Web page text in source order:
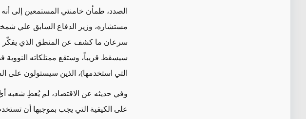
الصدد، طمأن خامنئي المستمعين إلى
مستشاره، وزير الدفاع السابق علي
سرعان ما كشف عن المنطق الذي يفكّر
سيسقط قريباً، وستقع ممتلكاته النووية
التي استخدمها)، الذين سيستولون على
وفي حديثه عن الاقتصاد، لم يُعطِ شعبه
على الكيفية التي يجب بموجبها أن